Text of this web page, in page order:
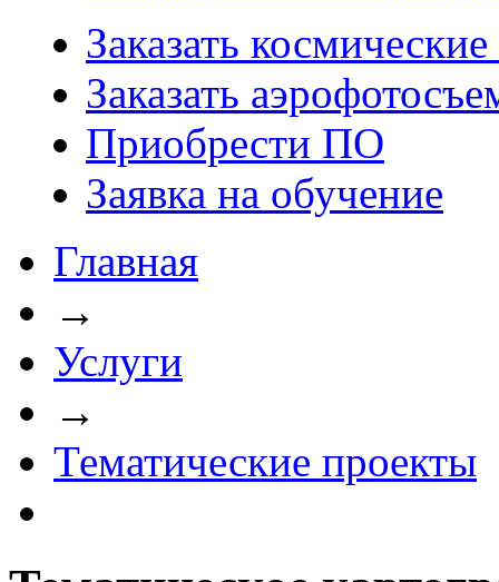
Заказать
Заказать
Приобрести ПО
Заявка на обучение
Главная
→
Услуги
→
Тематические проекты